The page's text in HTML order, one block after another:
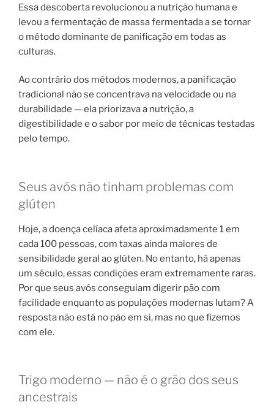
Essa descoberta revolucionou a nutrição humana e
levou a fermentação de massa fermentada a se tornar
o método dominante de panificação em todas as
culturas.
Ao contrário dos métodos modernos, a panificação
tradicional não se concentrava na velocidade ou na
durabilidade — ela priorizava a nutrição, a
digestibilidade e o sabor por meio de técnicas testadas
pelo tempo.
Seus avós não tinham problemas com
glúten
Hoje, a doença celíaca afeta aproximadamente 1 em
cada 100 pessoas, com taxas ainda maiores de
sensibilidade geral ao glúten. No entanto, há apenas
um século, essas condições eram extremamente raras.
Por que seus avós conseguiam digerir pão com
facilidade enquanto as populações modernas lutam? A
resposta não está no pão em si, mas no que fizemos
com ele.
Trigo moderno — não é o grão dos seus
ancestrais